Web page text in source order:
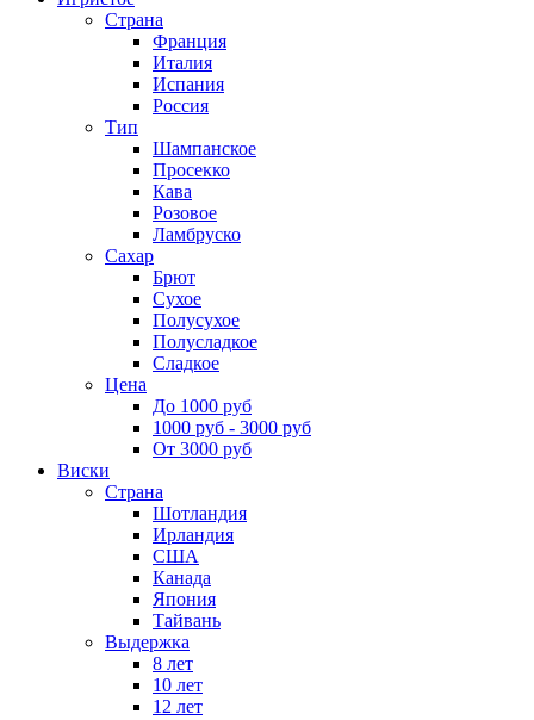
Страна
Франция
Италия
Испания
Россия
Тип
Шампанское
Просекко
Кава
Розовое
Ламбруско
Сахар
Брют
Сухое
Полусухое
Полусладкое
Сладкое
Цена
До 1000 руб
1000 руб - 3000 руб
От 3000 руб
Виски
Страна
Шотландия
Ирландия
США
Канада
Япония
Тайвань
Выдержка
8 лет
10 лет
12 лет